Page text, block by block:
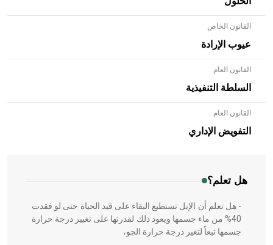
القانون الخاص
عيوب الإرادة
القانون العام
السلطة التنفيذية
القانون العام
التفويض الإداري
هل تعلم؟
- هل تعلم أن الأبلق نوع من الفنون الهندسية التي ارتبطت
بالعمارة الإسلامية في بلاد الشام ومصر خاصة، حيث يحرص
المعمار على بناء مداميكه وخاصة في الواجهات
- هل تعلم أن الإبل تستطيع البقاء على قيد الحياة حتى لو فقدت
40% من ماء جسمها ويعود ذلك لقدرتها على تغيير درجة حرارة
جسمها تبعاً لتغير درجة حرارة الجو،